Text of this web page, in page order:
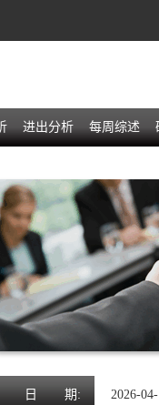
进出分析 每周综述
日 期: 2026-